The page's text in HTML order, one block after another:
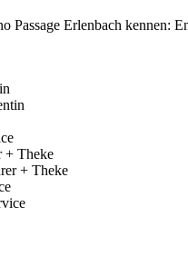
Passage Erlenbach kennen:
+ Theke